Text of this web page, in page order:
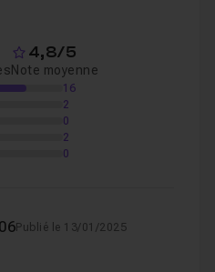
4,8/5
Note moyenne
16
2
0
2
0
Publié le 13/01/2025